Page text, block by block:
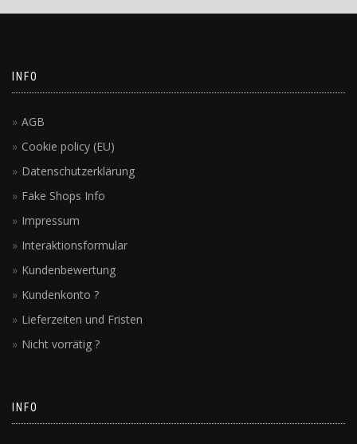
INFO
AGB
Cookie policy (EU)
Datenschutzerklärung
Fake Shops Info
Impressum
Interaktionsformular
Kundenbewertung
Kundenkonto ?
Lieferzeiten und Fristen
Nicht vorrätig ?
INFO